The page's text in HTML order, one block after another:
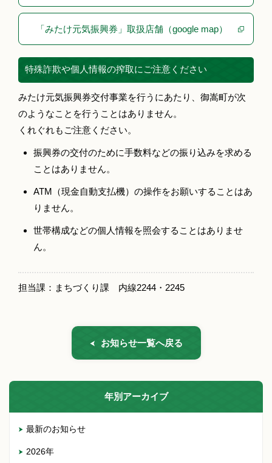
「みたけ元気振興券」取扱店舗（google map）
特殊詐欺や個人情報の搾取にご注意ください
みたけ元気振興券交付事業を行うにあたり、御嵩町が次
のようなことを行うことはありません。
くれぐれもご注意ください。
振興券の交付のために手数料などの振り込みを求める
ことはありません。
ATM（現金自動支払機）の操作をお願いすることはあ
りません。
世帯構成などの個人情報を照会することはありませ
ん。
担当課：まちづくり課 内線2244・2245
お知らせ一覧へ戻る
年別アーカイブ
最新のお知らせ
2026年